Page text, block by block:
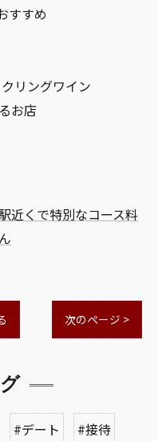
すすめ
リングワイン
お店
近くで特別なコース料
次のページ >
#デート
#接待